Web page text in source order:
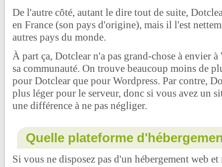
De l'autre côté, autant le dire tout de suite,
en France (son pays d'origine), mais il l'est
autres pays du monde.
À part ça, Dotclear n'a pas grand-chose à envier à
sa communauté. On trouve beaucoup moins de
pour Dotclear que pour Wordpress. Par contre,
plus léger pour le serveur, donc si vous avez un
une différence à ne pas négliger.
Quelle plateforme
Si vous ne disposez pas d'un hébergement web et